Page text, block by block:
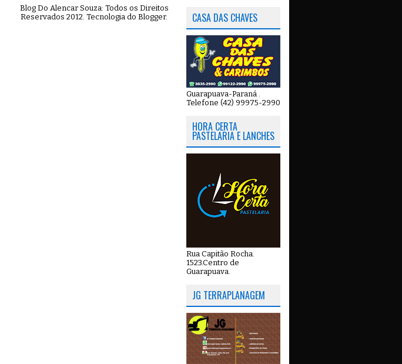
Blog Do Alencar Souza: Todos os Direitos
Reservados 2012. Tecnologia do Blogger. CASA DAS CHAVES
Guarapuava-Paraná .
Telefone (42) 99975-2990
HORA CERTA
PASTELARIA E LANCHES
Rua Capitão Rocha.
1523.Centro de
Guarapuava.
JG TERRAPLANAGEM